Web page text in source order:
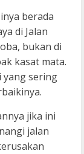
berada
di Jalan
bukan di
kasat mata.
yang sering
jika ini
jalan